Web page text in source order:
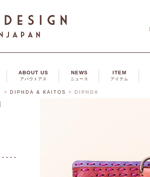
ABOUT US
アバウトアス
NEWS
ニュース
ITEM
アイテム
> DIPHDA & KAITOS > DIPHDA